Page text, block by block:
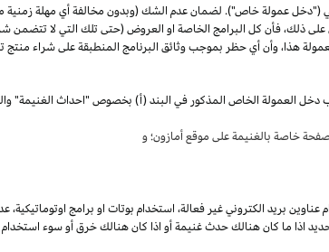
("دخل عمولة خاص"). لضمان عدم الشك (وبدون مخالفة أي مهلة
ذلك،فأن كل البرامج الخاصة او العروض (حتى تلك التي لا تتضمن
هذا،وأن أي حظر بموجب وثائق البرنامج المنطبقة على شراء منتج
العمولة الخاص المذكور في البند (أ) بخصوص "احداث الغنيمة"
خاصة بالغنيمة على موقع أمازون؛ و
بريد الكتروني غير فعالة، استخدام بوتات او برامج اوتوماتيكية،
اذا ما كان هنالك حدث غنيمة أو اذا كان هنالك خرق أو سوء استخدام